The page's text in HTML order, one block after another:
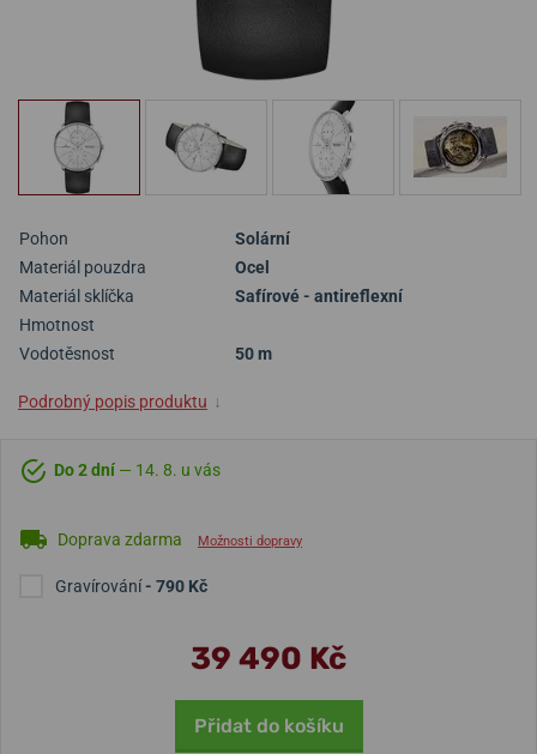
Pohon
Solární
Materiál pouzdra
Ocel
Materiál sklíčka
Safírové - antireflexní
Hmotnost
Vodotěsnost
50 m
Podrobný popis produktu ↓
Do 2 dní — 14. 8. u vás
Doprava zdarma Možnosti dopravy
Gravírování- 790 Kč
39 490 Kč
Přidat do košíku